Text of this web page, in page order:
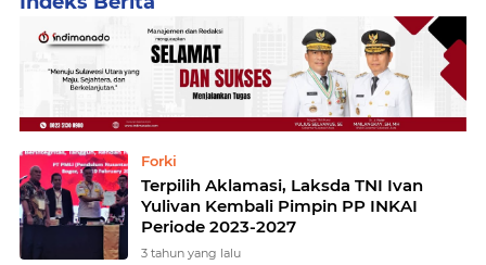
Forki
Terpilih Aklamasi, Laksda TNI Ivan
Yulivan Kembali Pimpin PP INKAI
Periode 2023-2027
3 tahun yang lalu